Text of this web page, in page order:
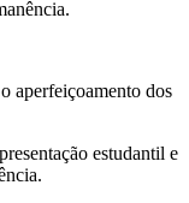
aperfeiçoamento dos
estudantil e